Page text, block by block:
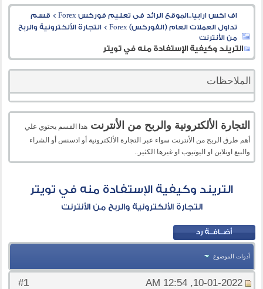
اف اكس ارابيا..الموقع الرائد فى تعليم فوركس Forex > قسم
تداول العملات العام (الفوركس) Forex
>التجارة الألكترونية والربح
من الأنترنت
التريند وكيفية الإستفادة منه في تويتر
الملاحظات
التجارة الألكترونية والربح من الأنترنت هذا القسم يحتوي علي
أهم طرق الربح من الأنترنت سواء عبر التجارة الألكترونية أو ادسنس أو الشراء
والبيع اونلاين او اليوتيوب او غيرها الكثير..
التريند وكيفية الإستفادة منه في تويتر
التجارة الألكترونية والربح من الأنترنت
أدوات الموضوع
#
1 10-01-2022, 12:54 AM